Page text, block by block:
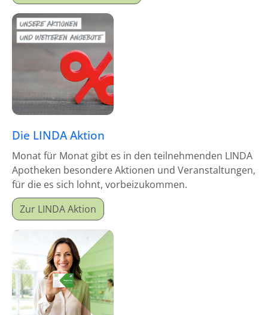
Die LINDA Aktion
Monat für Monat gibt es in den teilnehmenden LINDA
Apotheken besondere Aktionen und Veranstaltungen,
für die es sich lohnt, vorbeizukommen.
Zur LINDA Aktion